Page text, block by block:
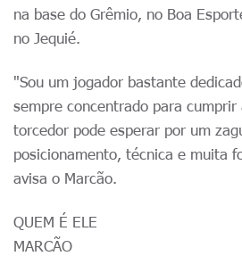
na base do Grêmio, no Boa
no Jequié.
"Sou um jogador bastante
sempre concentrado para
torcedor pode esperar por um
posicionamento, técnica e muita
avisa o Marcão.
QUEM É ELE
MARCÃO